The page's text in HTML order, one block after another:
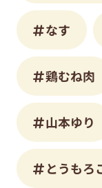
なす
鶏むね肉
山本ゆり
とうもろ